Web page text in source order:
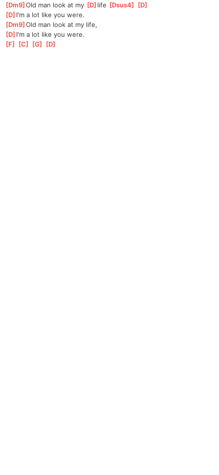
[Dm9 ]
Old man look at my [D ]life [Dsus4 [D
[D ]I'm a lot like you were.
[Dm9 ]
Old man look at my life,
[D ]I'm a lot like you were.
[F [C [G [D